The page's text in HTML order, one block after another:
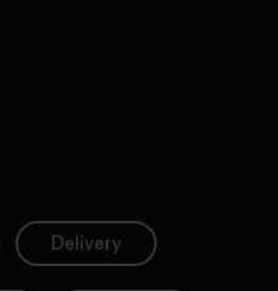
Delivery